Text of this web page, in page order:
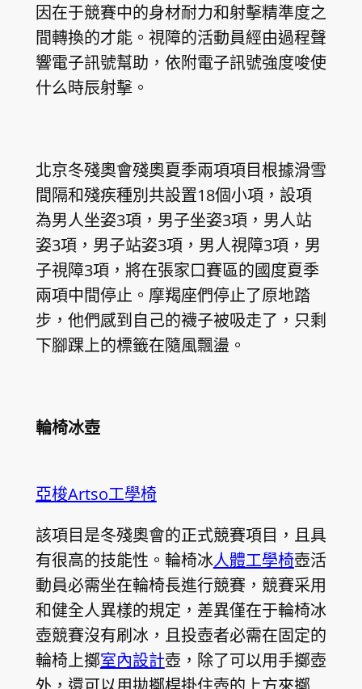
因在于競賽中的身材耐力和射擊精準度之
間轉換的才能。視障的活動員經由過程聲
響電子訊號幫助，依附電子訊號強度唆使
什么時辰射擊。
北京冬殘奧會殘奧夏季兩項項目根據滑雪
間隔和殘疾種別共設置18個小項，設項
為男人坐姿3項，男子坐姿3項，男人站
姿3項，男子站姿3項，男人視障3項，男
子視障3項，將在張家口賽區的國度夏季
兩項中間停止。摩羯座們停止了原地踏
步，他們感到自己的襪子被吸走了，只剩
下腳踝上的標籤在隨風飄盪。
輪椅冰壺
亞梭Artso工學椅
該項目是冬殘奧會的正式競賽項目，且具
有很高的技能性。輪椅冰人體工學椅壺活
動員必需坐在輪椅長進行競賽，競賽采用
和健全人異樣的規定，差異僅在于輪椅冰
壺競賽沒有刷冰，且投壺者必需在固定的
輪椅上擲室內設計壺，除了可以用手擲壺